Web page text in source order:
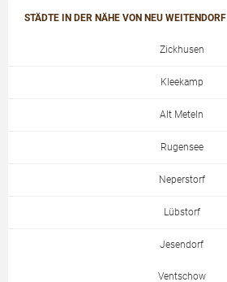
STÄDTE IN DER NÄHE VON NEU WEITENDORF
Zickhusen
Kleekamp
Alt Meteln
Rugensee
Neperstorf
Lübstorf
Jesendorf
Ventschow